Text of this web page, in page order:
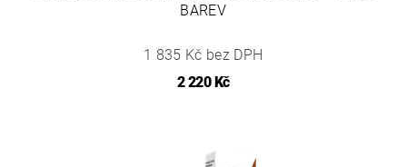
BAREV
1 835 Kč bez DPH
2 220 Kč